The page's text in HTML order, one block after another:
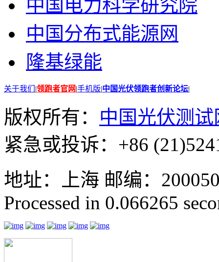
中国电力科学研究院
中国分布式能源网
隆基绿能
关于我们 |领跑者官网|手机版|中国光伏领跑者创新论坛|
版权所有： 中国光伏测试
紧急或投诉：+86
地址：上海 邮编：
Processed in 0.066265